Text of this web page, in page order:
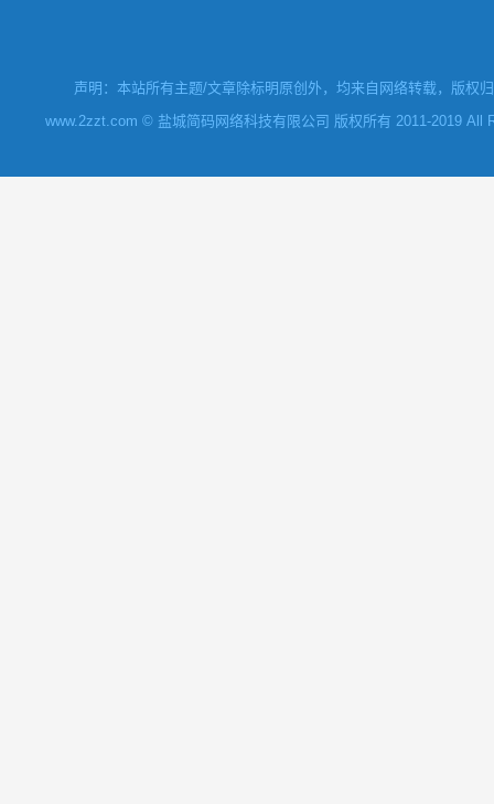
声明：本站所有主题/文章除标明原创外，均来自网络转载，版权
www.2zzt.com © 盐城简码网络科技有限公司 版权所有 2011-2019